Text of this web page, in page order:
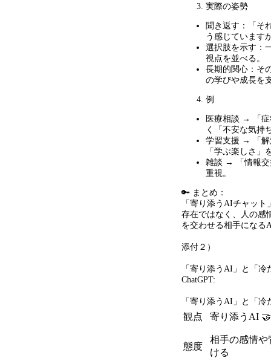
実際の姿勢
聞き返す：「そ
う感じています
選択肢を示す：
視点を並べる。
長期的関心：そ
の学びや成長を
例
医療相談 →
「
く「不安な気持
学習支援 →
「
「学ぶ楽しさ」
雑談 →
「情報
重視。
🔑 まとめ：
「寄り添う AIチャット
存在ではなく、人の感
を交わせる相手になる
添付２）
「寄り添う AI 」と「冷
ChatGPT:
「寄り添う AI 」と「冷
観点 寄り添う AI 🤝
態度
相手の感情や
ける